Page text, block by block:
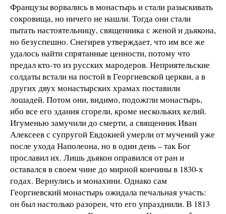
Французы ворвались в монастырь и стали разыскивать
сокровища, но ничего не нашли. Тогда они стали
пытать настоятельницу, священника с женой и дьякона,
но безуспешно. Снегирев утверждает, что им все же
удалось найти спрятанные ценности, потому что
предал кто-то из русских мародеров. Неприятельские
солдаты встали на постой в Георгиевской церкви, а в
других двух монастырских храмах поставили
лошадей. Потом они, видимо, подожгли монастырь,
ибо все его здания сгорели, кроме нескольких келий.
Игуменью замучили до смерти, а священник Иван
Алексеев с супругой Евдокией умерли от мучений уже
после ухода Наполеона, но в один день – так Бог
прославил их. Лишь дьякон оправился от ран и
оставался в своем чине до мирной кончины в 1830-х
годах. Вернулись и монахини. Однако сам
Георгиевский монастырь ожидала печальная участь:
он был настолько разорен, что его упразднили. В 1813